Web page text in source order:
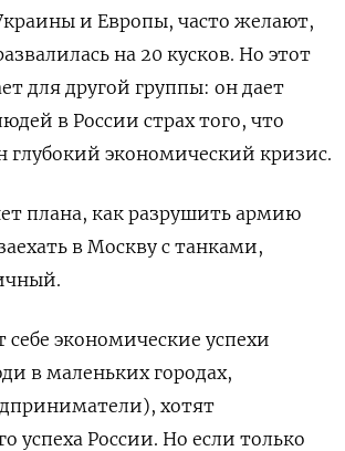
и Европы, часто желают,
на 20 кусков. Но этот
для другой группы: он дает
в России страх того, что
глубокий экономический кризис.
плана, как разрушить армию
в Москву с танками,
экономические успехи
в маленьких городах,
хотят
успеха России. Но если только